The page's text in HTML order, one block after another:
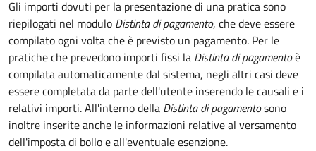
Gli importi dovuti per la presentazione di una pratica sono
riepilogati nel modulo Distinta di pagamento, che deve essere
compilato ogni volta che è previsto un pagamento. Per le
pratiche che prevedono importi fissi la Distinta di pagamentoè
compilata automaticamente dal sistema, negli altri casi deve
essere completata da parte dell'utente inserendo le causali e i
relativi importi.All'interno della Distinta di pagamentosono
inoltre inserite anche le informazioni relative al versamento
dell'imposta di bollo e all'eventuale esenzione.